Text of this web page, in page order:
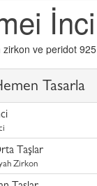
zirkon ve peridot
Tasarla
Taşlar
Zirkon